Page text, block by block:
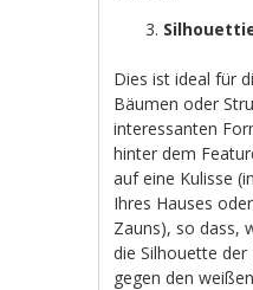
Dies ist ideal für
Bäumen oder
interessanten
hinter dem
auf eine Kulisse
Ihres Hauses
Zauns), so dass,
die Silhouette
gegen den